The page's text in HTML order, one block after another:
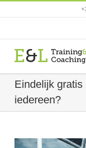
Eindelijk
iedereen?
View